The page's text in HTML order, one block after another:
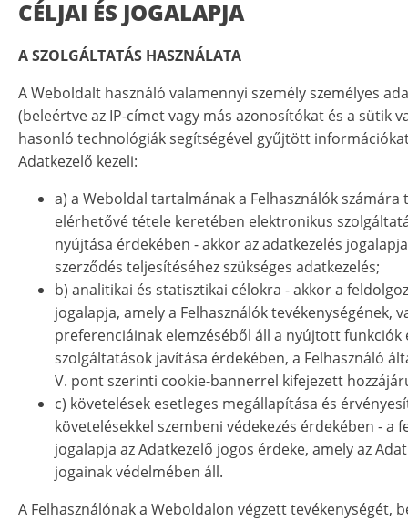
CÉLJAI ÉS JOGALAPJA
A SZOLGÁLTATÁS HASZNÁLATA
A Weboldalt használó valamennyi személy személyes
(beleértve az IP-címet vagy más azonosítókat és a sütik
hasonló technológiák segítségével gyűjtött
Adatkezelő kezeli:
a) a Weboldal tartalmának a Felhasználók
elérhetővé tétele keretében elektronikus
nyújtása érdekében - akkor az adatkezelés
szerződés teljesítéséhez szükséges adatkezelés;
b) analitikai és statisztikai célokra - akkor a
jogalapja, amely a Felhasználók tevékenységének,
preferenciáinak elemzéséből áll a nyújtott funkciók
szolgáltatások javítása érdekében, a Felhasználó
V. pont szerinti cookie-bannerrel kifejezett
c) követelések esetleges megállapítása és
követelésekkel szembeni védekezés érdekében - a
jogalapja az Adatkezelő jogos érdeke, amely az
jogainak védelmében áll.
A Felhasználónak a Weboldalon végzett tevékenységét,